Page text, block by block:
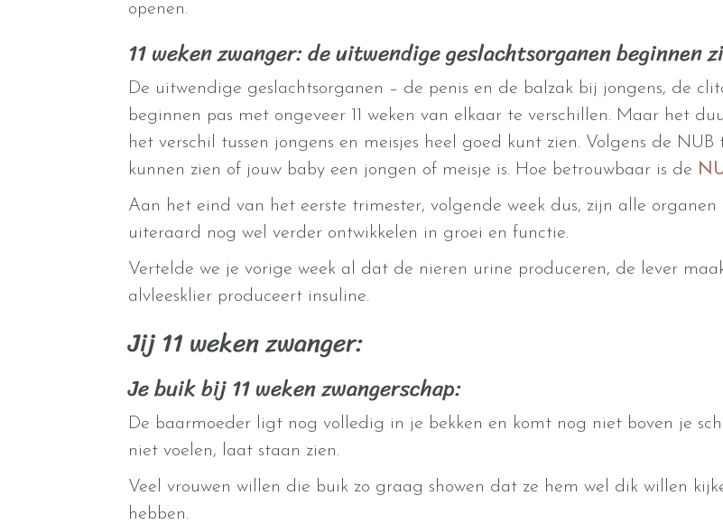
openen.
11 weken zwanger: de uitwendige geslachtsorganen beginnen
De uitwendige geslachtsorganen – de penis en de balzak bij jongens, de
beginnen pas met ongeveer 11 weken van elkaar te verschillen. Maar het
het verschil tussen jongens en meisjes heel goed kunt zien. Volgens de
kunnen zien of jouw baby een jongen of meisje is. Hoe betrouwbaar is de
Aan het eind van het eerste trimester, volgende week dus, zijn alle
uiteraard nog wel verder ontwikkelen in groei en functie.
Vertelde we je vorige week al dat de nieren urine produceren, de lever
alvleesklier produceert insuline.
Jij 11 weken zwanger:
Je buik bij 11 weken zwangerschap:
De baarmoeder ligt nog volledig in je bekken en komt nog niet boven je
niet voelen, laat staan zien.
Veel vrouwen willen die buik zo graag showen dat ze hem wel dik willen
hebben.